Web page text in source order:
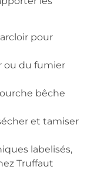
pour
ou du fumier
bêche
et tamiser
labelisés,
Truffaut